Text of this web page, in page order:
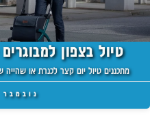
טיול בצפון
מתכננים טיול יום קצר לכנרת או
נובמבר 5, 2024